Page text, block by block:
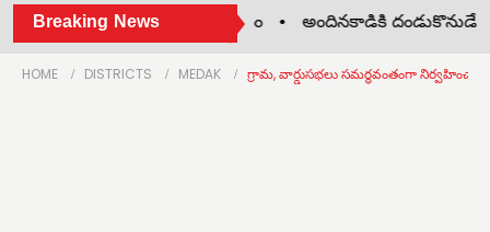
Breaking News
తీరాన వరుణుడికి ఆహ్వానం •అందినకాడికి దండుకొనుడే! •
HOME DISTRICTS MEDAK గ్రామ, వార్డుసభలు సమర్థవంతంగా నిర్వహించాలి